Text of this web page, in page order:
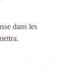
dans les